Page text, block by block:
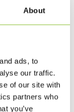
About
ads, to
our traffic.
of our site with
partners who
you’ve